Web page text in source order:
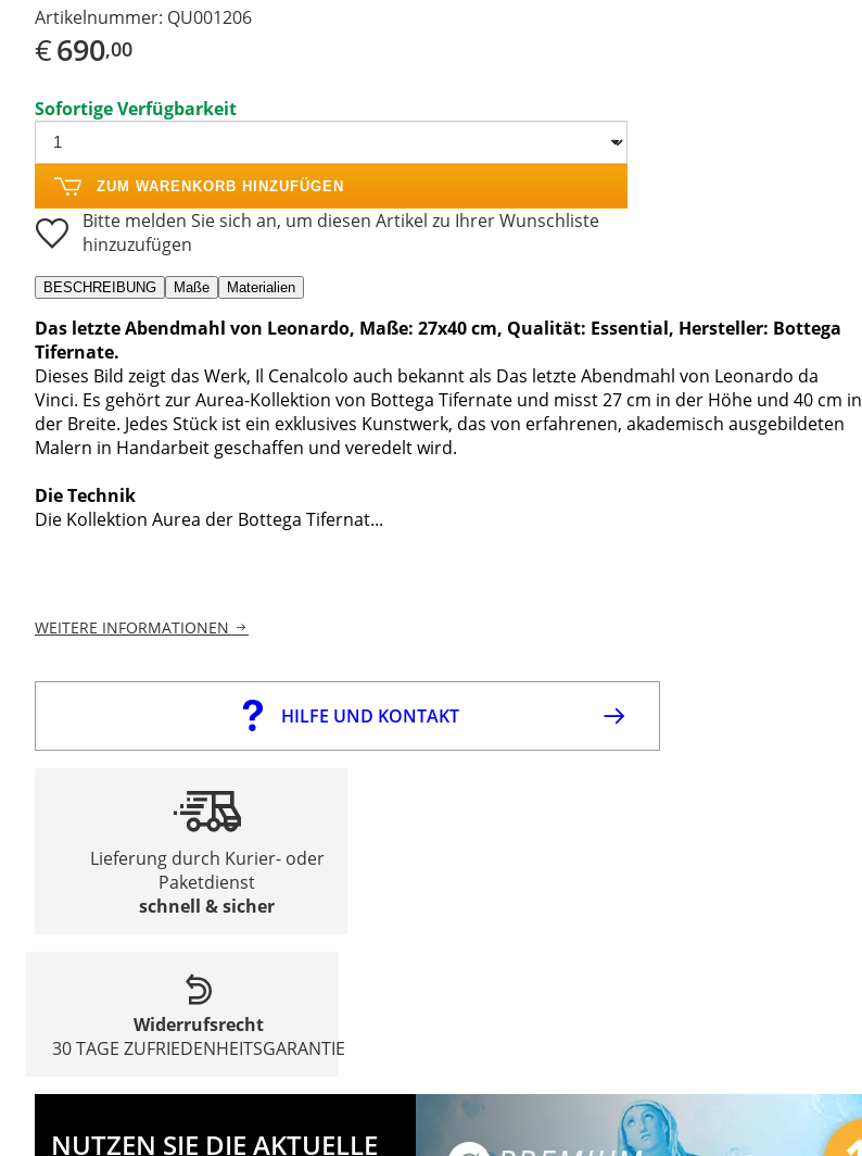
Artikelnummer: QU001206
€690,00
Sofortige Verfügbarkeit
ZUM WARENKORB HINZUFÜGEN
Bitte melden Sie sich an, um diesen Artikel zu Ihrer Wunschliste
hinzuzufügen
BESCHREIBUNG Maße Materialien
Das letzte Abendmahl von Leonardo, Maße: 27x40 cm, Qualität: Essential, Hersteller: Bottega
Tifernate.
Dieses Bild zeigt das Werk, Il Cenalcolo auch bekannt als Das letzte Abendmahl von Leonardo da
Vinci. Es gehört zur Aurea-Kollektion von Bottega Tifernate und misst 27 cm in der Höhe und 40 cm in
der Breite. Jedes Stück ist ein exklusives Kunstwerk, das von erfahrenen, akademisch ausgebildeten
Malern in Handarbeit geschaffen und veredelt wird.
Die Technik
Die Kollektion Aurea der Bottega Tifernat...
WEITERE INFORMATIONEN
HILFE UND KONTAKT
Lieferung durch Kurier- oder
Paketdienst
schnell & sicher
Widerrufsrecht
30 TAGE ZUFRIEDENHEITSGARANTIE
NUTZEN SIE DIE AKTUELLE